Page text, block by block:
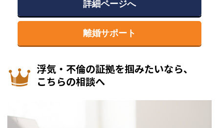
詳細ページへ
離婚サポート
浮気・不倫の証拠を掴みたいなら、
こちらの相談へ